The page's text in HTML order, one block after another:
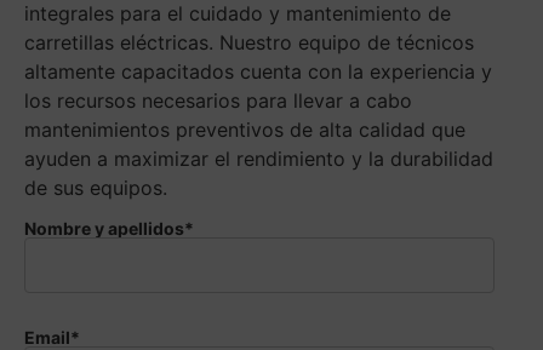
integrales para el cuidado y mantenimiento de
carretillas eléctricas. Nuestro equipo de técnicos
altamente capacitados cuenta con la experiencia y
los recursos necesarios para llevar a cabo
mantenimientos preventivos de alta calidad que
ayuden a maximizar el rendimiento y la durabilidad
de sus equipos.
Nombre y apellidos*
Email*